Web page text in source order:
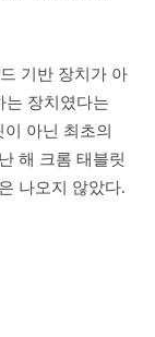
기반 장치가 아
는 장치였다는
아닌 최초의
해 크롬 태블릿
나오지 않았다.